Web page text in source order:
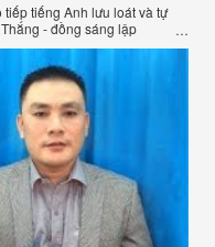
tiếng Anh lưu loát và tự
- đồng sáng lập
tuyến chặt chẽ nhất thế giới.